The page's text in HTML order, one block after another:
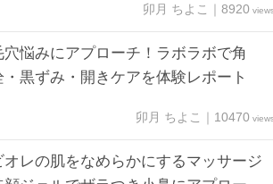
卯月 ちよこ｜8920
穴悩みにアプローチ！ラボラボで角
・黒ずみ・開きケアを体験レポート
卯月 ちよこ｜10470
オレの肌をなめらかにするマッサージ